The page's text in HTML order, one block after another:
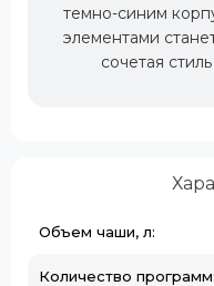
темно-синим
элементами
сочетая
Объем чаши, л:
Количество программ: